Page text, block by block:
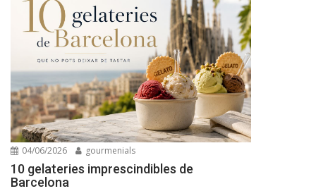
04/06/2026 gourmenials
10 gelateries imprescindibles de
Barcelona